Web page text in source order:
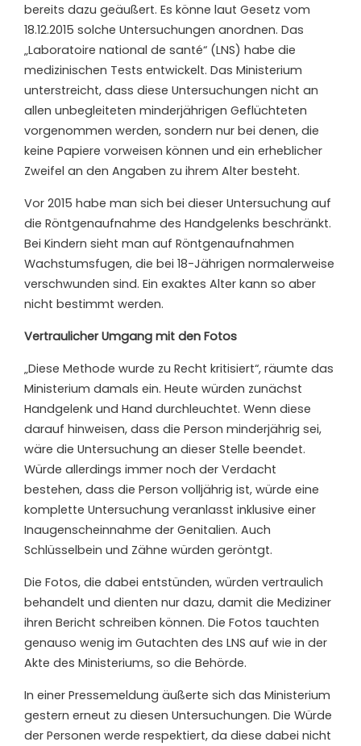
bereits dazu geäußert. Es könne laut Gesetz vom
18.12.2015 solche Untersuchungen anordnen. Das
„Laboratoire national de santé“ (LNS) habe die
medizinischen Tests entwickelt. Das Ministerium
unterstreicht, dass diese Untersuchungen nicht an
allen unbegleiteten minderjährigen Geflüchteten
vorgenommen werden, sondern nur bei denen, die
keine Papiere vorweisen können und ein erheblicher
Zweifel an den Angaben zu ihrem Alter besteht.
Vor 2015 habe man sich bei dieser Untersuchung auf
die Röntgenaufnahme des Handgelenks beschränkt.
Bei Kindern sieht man auf Röntgenaufnahmen
Wachstumsfugen, die bei 18-Jährigen normalerweise
verschwunden sind. Ein exaktes Alter kann so aber
nicht bestimmt werden.
Vertraulicher Umgang mit den Fotos
„Diese Methode wurde zu Recht kritisiert“, räumte das
Ministerium damals ein. Heute würden zunächst
Handgelenk und Hand durchleuchtet. Wenn diese
darauf hinweisen, dass die Person minderjährig sei,
wäre die Untersuchung an dieser Stelle beendet.
Würde allerdings immer noch der Verdacht
bestehen, dass die Person volljährig ist, würde eine
komplette Untersuchung veranlasst inklusive einer
Inaugenscheinnahme der Genitalien. Auch
Schlüsselbein und Zähne würden geröntgt.
Die Fotos, die dabei entstünden, würden vertraulich
behandelt und dienten nur dazu, damit die Mediziner
ihren Bericht schreiben können. Die Fotos tauchten
genauso wenig im Gutachten des LNS auf wie in der
Akte des Ministeriums, so die Behörde.
In einer Pressemeldung äußerte sich das Ministerium
gestern erneut zu diesen Untersuchungen. Die Würde
der Personen werde respektiert, da diese dabei nicht